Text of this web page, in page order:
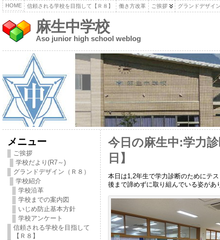
HOME 信頼される学校を目指して【Ｒ８】 働き方改革 ご挨拶 グランドデザイ
麻生中学校
Aso junior high school weblog
メニュー
ご挨拶
学校だより(R7～)
グランドデザイン（Ｒ８）
学校紹介
学校沿革
学校までの案内図
いじめ防止基本方針
学校アンケート
信頼される学校を目指して
【Ｒ８】
今日の麻生中:学力
日】
本日は1,2年生で学力診断のためにテ
後まで諦めずに取り組んでいる姿があ